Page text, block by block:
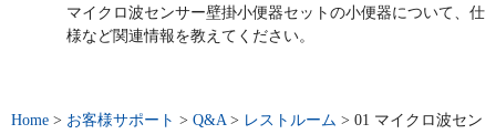
マイクロ波センサー壁掛小便器セットの小便器について、仕
様など関連情報を教えてください。
Home > お客様サポート > Q&A> レストルーム > 01 マイクロ波セン